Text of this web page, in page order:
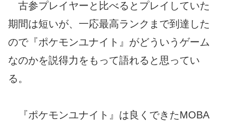
古参プレイヤーと比べるとプレイしていた
期間は短いが、一応最高ランクまで到達した
ので『ポケモンユナイト』がどういうゲーム
なのかを説得力をもって語れると思ってい
る。
『ポケモンユナイト』は良くできたMOBA